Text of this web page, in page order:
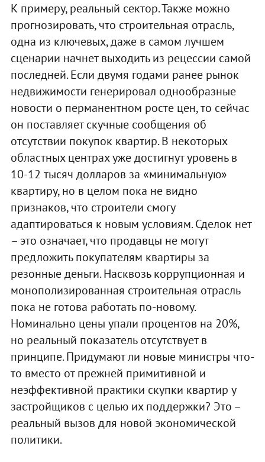
К примеру, реальный сектор. Также можно
прогнозировать, что строительная отрасль,
одна из ключевых, даже в самом лучшем
сценарии начнет выходить из рецессии самой
последней. Если двумя годами ранее рынок
недвижимости генерировал однообразные
новости о перманентном росте цен, то сейчас
он поставляет скучные сообщения об
отсутствии покупок квартир. В некоторых
областных центрах уже достигнут уровень в
10-12 тысяч долларов за «минимальную»
квартиру, но в целом пока не видно
признаков, что строители смогу
адаптироваться к новым условиям. Сделок нет
– это означает, что продавцы не могут
предложить покупателям квартиры за
резонные деньги. Насквозь коррупционная и
монополизированная строительная отрасль
пока не готова работать по-новому.
Номинально цены упали процентов на 20%,
но реальный показатель отсутствует в
принципе. Придумают ли новые министры что-
то вместо от прежней примитивной и
неэффективной практики скупки квартир у
застройщиков с целью их поддержки? Это –
реальный вызов для новой экономической
политики.